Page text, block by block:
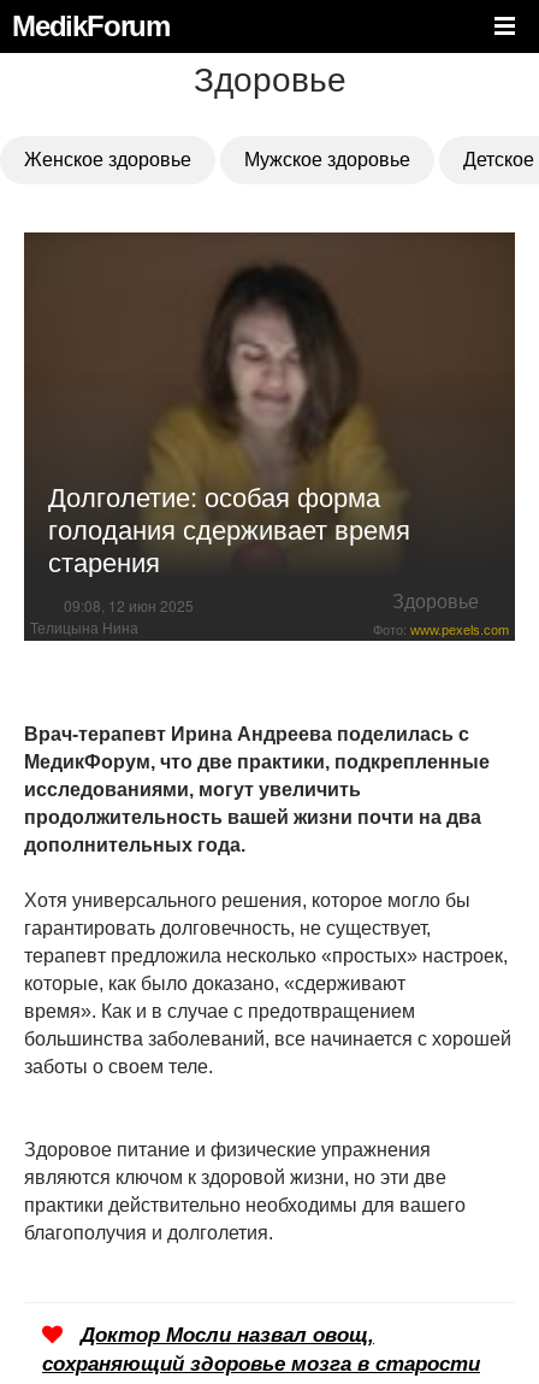
MedikForum
Здоровье
Женское здоровье Мужское здоровье
Долголетие: особая форма
голодания сдерживает время
старения
09:08, 12 июн 2025 Здоровье
Телицына Нина Фото: www.pexels.com
Врач-терапевт Ирина Андреева поделилась с
МедикФорум, что две практики, подкрепленные
исследованиями, могут увеличить
продолжительность вашей жизни почти на два
дополнительных года.
Хотя универсального решения, которое могло бы
гарантировать долговечность, не существует,
терапевт предложила несколько «простых» настроек,
которые, как было доказано, «сдерживают
время». Как и в случае с предотвращением
большинства заболеваний, все начинается с хорошей
заботы о своем теле.
Здоровое питание и физические упражнения
являются ключом к здоровой жизни, но эти две
практики действительно необходимы для вашего
благополучия и долголетия.
Доктор Мосли назвал овощ,
сохраняющий здоровье мозга в старости